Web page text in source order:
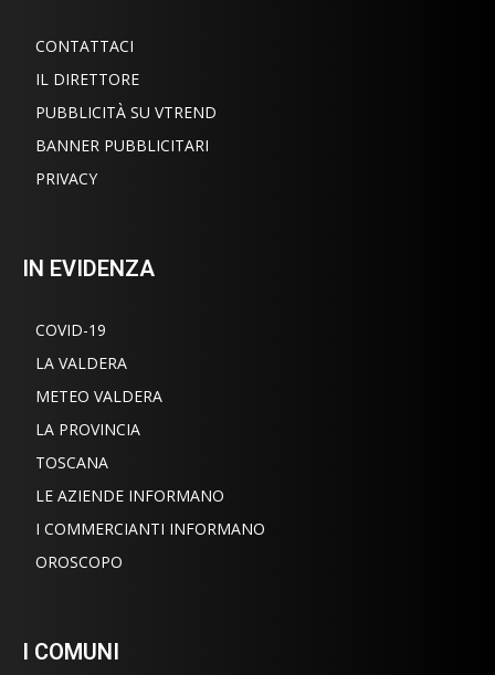
CONTATTACI
IL DIRETTORE
PUBBLICITÀ SU VTREND
BANNER PUBBLICITARI
PRIVACY
IN EVIDENZA
COVID-19
LA VALDERA
METEO VALDERA
LA PROVINCIA
TOSCANA
LE AZIENDE INFORMANO
I COMMERCIANTI INFORMANO
OROSCOPO
I COMUNI